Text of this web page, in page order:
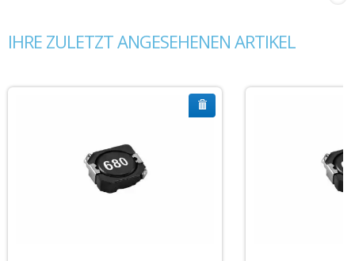
IHRE ZULETZT ANGESEHENEN ARTIKEL